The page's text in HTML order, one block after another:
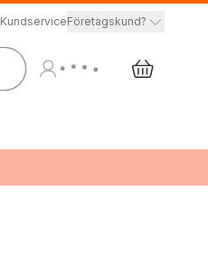
KundserviceFöretagskund?